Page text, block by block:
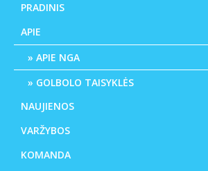
PRADINIS
APIE
APIE NGA
GOLBOLO TAISYKLĖS
NAUJIENOS
VARŽYBOS
KOMANDA